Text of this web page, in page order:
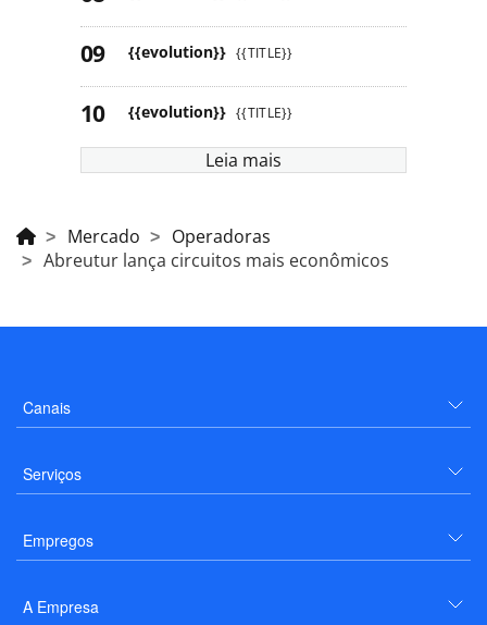
{{evolution}} {{TITLE}}
{{evolution}} {{TITLE}}
Leia mais
Mercado
Operadoras
Abreutur lança circuitos mais econômicos
Canais
Serviços
Empregos
A Empresa